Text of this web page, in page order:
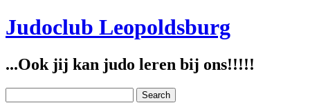
Judoclub Leopoldsburg
...Ook jij kan judo leren bij ons!!!!!